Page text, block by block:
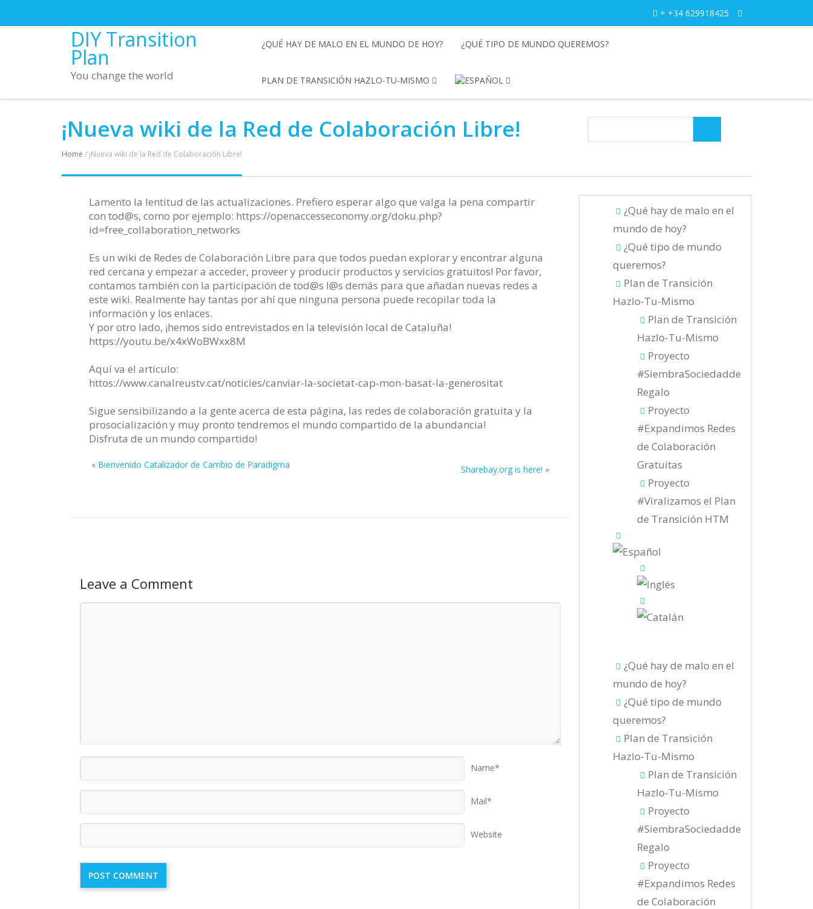
+ +34 629918425
DIY Transition
Plan
You change the world
¿QUÉ HAY DE MALO EN EL MUNDO DE HOY? ¿QUÉ TIPO DE MUNDO QUEREMOS?
PLAN DE TRANSICIÓN HAZLO-TU-MISMO
¡Nueva wiki de la Red de Colaboración Libre!
Home /¡Nueva wiki de la Red de Colaboración Libre!
Lamento la lentitud de las actualizaciones. Prefiero esperar algo que valga la pena compartir
con tod@s, como por ejemplo: https://openaccesseconomy.org/doku.php?
id=free_collaboration_networks
Es un wiki de Redes de Colaboración Libre para que todos puedan explorar y encontrar alguna
red cercana y empezar a acceder, proveer y producir productos y servicios gratuitos! Por favor,
contamos también con la participación de tod@s l@s demás para que añadan nuevas redes a
este wiki. Realmente hay tantas por ahí que ninguna persona puede recopilar toda la
información y los enlaces.
Y por otro lado, ¡hemos sido entrevistados en la televisión local de Cataluña!
https://youtu.be/x4xWoBWxx8M
Aquí va el artículo:
httos://www.canalreustv.cat/noticies/canviar-la-societat-cap-mon-basat-la-generositat
Sigue sensibilizando a la gente acerca de esta página, las redes de colaboración gratuita y la
prosocialización y muy pronto tendremos el mundo compartido de la abundancia!
Disfruta de un mundo compartido!
« Bienvenido Catalizador de Cambio de Paradigma Sharebay.org is here! »
Leave a Comment
Name*
Mail*
Website
¿Qué hay de malo en el
mundo de hoy?
¿Qué tipo de mundo
queremos?
Plan de Transición
Hazlo-Tu-Mismo
Plan de Transición
Hazlo-Tu-Mismo
Proyecto
#SiembraSociedadde
Regalo
Proyecto
#Expandimos Redes
de Colaboración
Gratuitas
Proyecto
#Viralizamos el Plan
de Transición HTM
¿Qué hay de malo en el
mundo de hoy?
¿Qué tipo de mundo
queremos?
Plan de Transición
Hazlo-Tu-Mismo
Plan de Transición
Hazlo-Tu-Mismo
Proyecto
#SiembraSociedadde
Regalo
Proyecto
#Expandimos Redes
de Colaboración